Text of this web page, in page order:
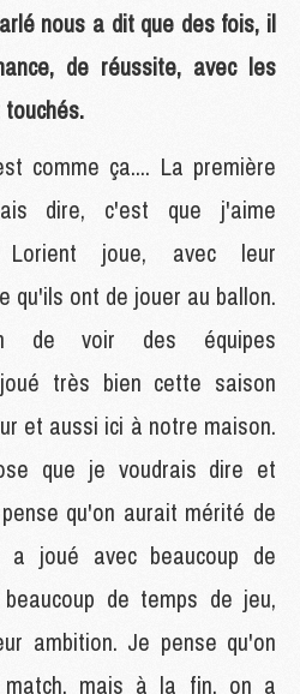
nous a dit que des fois, il
de réussite, avec les
comme ça.... La première
dire, c'est que j'aime
Lorient joue, avec leur
qu'ils ont de jouer au ballon.
de voir des équipes
très bien cette saison
et aussi ici à notre maison.
que je voudrais dire et
qu'on aurait mérité de
joué avec beaucoup de
de temps de jeu,
ambition. Je pense qu'on
mais à la fin, on a